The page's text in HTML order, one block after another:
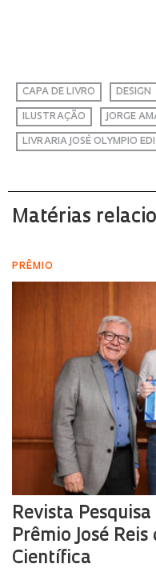
CAPA DE LIVRO DESIGN
ILUSTRAÇÃO JORGE
LIVRARIA JOSÉ OLYMPIO